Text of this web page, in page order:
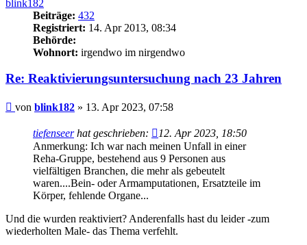
blink182
Beiträge: 432
Registriert: 14. Apr 2013, 08:34
Behörde:
Wohnort: irgendwo im nirgendwo
Re: Reaktivierungsuntersuchung nach 23 Jahren
Beitrag
von blink182 » 13. Apr 2023, 07:58
tiefenseerhat geschrieben:
12. Apr 2023, 18:50
Anmerkung: Ich war nach meinen Unfall in einer
Reha-Gruppe, bestehend aus 9 Personen aus
vielfältigen Branchen, die mehr als gebeutelt
waren....Bein- oder Armamputationen, Ersatzteile im
Körper, fehlende Organe...
Und die wurden reaktiviert? Anderenfalls hast du leider -zum
wiederholten Male- das Thema verfehlt.